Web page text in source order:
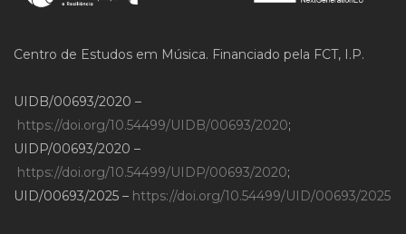
Centro de Estudos em Música. Financiado pela FCT, I.P.
UIDB/00693/2020 –
https://doi.org/10.54499/UIDB/00693/2020;
UIDP/00693/2020 –
https://doi.org/10.54499/UIDP/00693/2020;
UID/00693/2025 – https://doi.org/10.54499/UID/00693/2025